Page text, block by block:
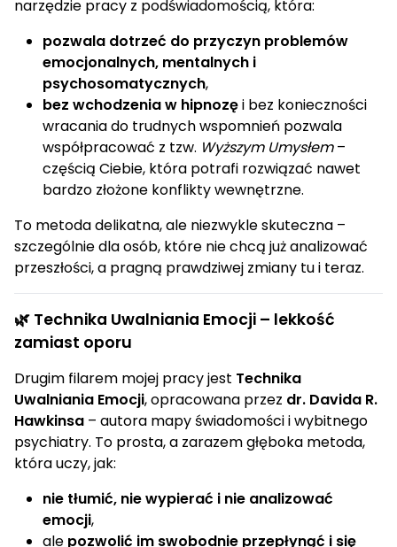
narzędzie pracy z podświadomością, która:
pozwala dotrzeć do przyczyn problemów
emocjonalnych, mentalnych i
psychosomatycznych,
bez wchodzenia w hipnozęi bez konieczności
wracania do trudnych wspomnień pozwala
współpracować z tzw. Wyższym Umysłem–
częścią Ciebie, która potrafi rozwiązać nawet
bardzo złożone konflikty wewnętrzne.
To metoda delikatna, ale niezwykle skuteczna –
szczególnie dla osób, które nie chcą już analizować
przeszłości, a pragną prawdziwej zmiany tu i teraz.
🌿 Technika Uwalniania Emocji – lekkość
zamiast oporu
Drugim filarem mojej pracy jest Technika
Uwalniania Emocji, opracowana przez dr. Davida R.
Hawkinsa – autora mapy świadomości i wybitnego
psychiatry. To prosta, a zarazem głęboka metoda,
która uczy, jak:
nie tłumić, nie wypierać i nie analizować
emocji,
ale pozwolić im swobodnie przepłynąć i się